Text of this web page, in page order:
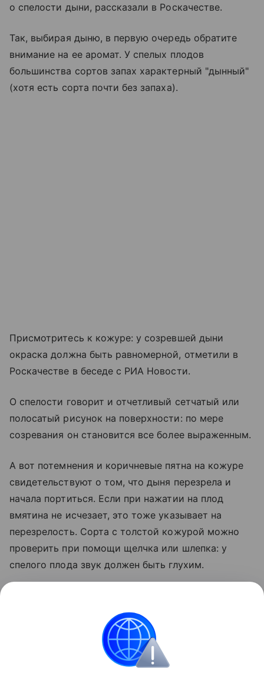
о спелости дыни, рассказали в Роскачестве.
Так, выбирая дыню, в первую очередь обратите
внимание на ее аромат. У спелых плодов
большинства сортов запах характерный "дынный"
(хотя есть сорта почти без запаха).
Присмотритесь к кожуре: у созревшей дыни
окраска должна быть равномерной, отметили в
Роскачестве в беседе с РИА Новости.
О спелости говорит и отчетливый сетчатый или
полосатый рисунок на поверхности: по мере
созревания он становится все более выраженным.
А вот потемнения и коричневые пятна на кожуре
свидетельствуют о том, что дыня перезрела и
начала портиться. Если при нажатии на плод
вмятина не исчезает, это тоже указывает на
перезрелость. Сорта с толстой кожурой можно
проверить при помощи щелчка или шлепка: у
спелого плода звук должен быть глухим.
заметные "винные" нотки в запахе дыни.
Если же вы обнаружили зеленые пятна на дыне, то
будьте уверены: она еще не дозрела.